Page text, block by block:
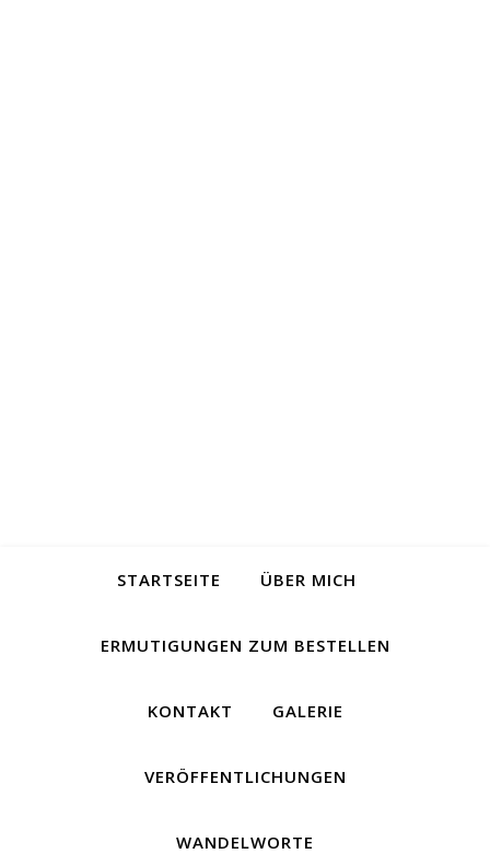
STARTSEITE ÜBER MICH
ERMUTIGUNGEN ZUM BESTELLEN
KONTAKT GALERIE
VERÖFFENTLICHUNGEN
WANDELWORTE